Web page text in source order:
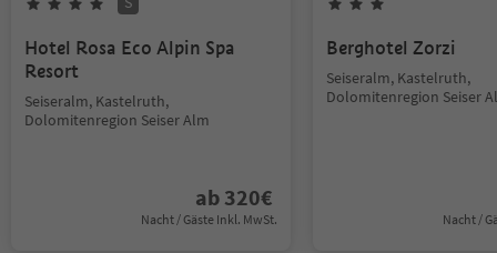
Hotel Rosa Eco Alpin Spa
Resort
Seiseralm, Kastelruth,
Dolomitenregion Seiser Alm
ab 320€
Nacht / Gäste Inkl. MwSt.
Berghotel Zorzi
Seiseralm, Kastelruth,
Dolomitenregion Seiser
Nacht /